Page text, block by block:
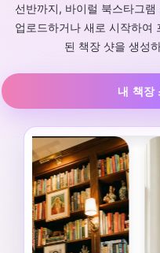
선반까지, 바이럴 북스타그
업로드하거나 새로 시작하여
된 책장 샷을 생성
내 책장